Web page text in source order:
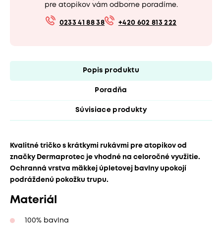
pre atopikov vám odborne poradíme.
0233 41 88 38 +420 602 813 222
Popis produktu
Poradňa
Súvisiace produkty
Kvalitné tričko s krátkymi rukávmi pre atopikov od
značky Dermaprotec je vhodné na celoročné využitie.
Ochranná vrstva mäkkej úpletovej bavlny upokojí
podráždenú pokožku trupu.
Materiál
100% bavlna